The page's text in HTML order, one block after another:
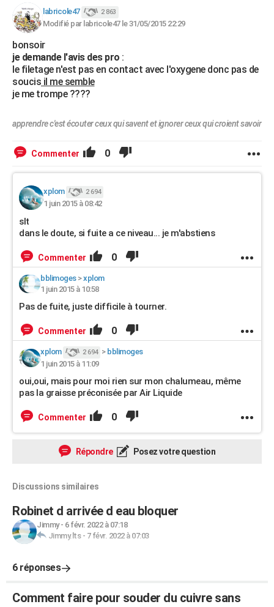
labricole47 2 863
Modifié par labricole47 le 31/05/2015 22:29
bonsoir
je demande l'avis des pro :
le filetage n'est pas en contact avec l'oxygene donc pas de
soucis il me semble
je me trompe ????
apprendre c'est écouter ceux qui savent et ignorer ceux qui croient savoir
Commenter 0
xplom 2 694
1 juin 2015 à 08:42
slt
dans le doute, si fuite a ce niveau... je m'abstiens
Commenter 0
bblimoges>xplom
1 juin 2015 à 10:58
Pas de fuite, juste difficile à tourner.
Commenter 0
xplom 2 694 > bblimoges
1 juin 2015 à 11:09
oui,oui, mais pour moi rien sur mon chalumeau, même
pas la graisse préconisée par Air Liquide
Commenter 0
Répondre Posez votre question
Discussions similaires
Robinet d arrivée d eau bloquer
Jimmy- 6 févr. 2022 à 07:18
Jimmy.lts- 7 févr. 2022 à 07:03
6 réponses
Comment faire pour souder du cuivre sans